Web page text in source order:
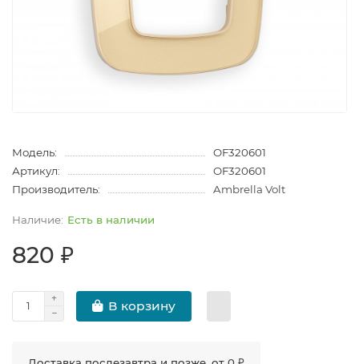
Модель:
OF320601
Артикул:
OF320601
Производитель:
Ambrella Volt
Есть в наличии
820 ₽
В корзину